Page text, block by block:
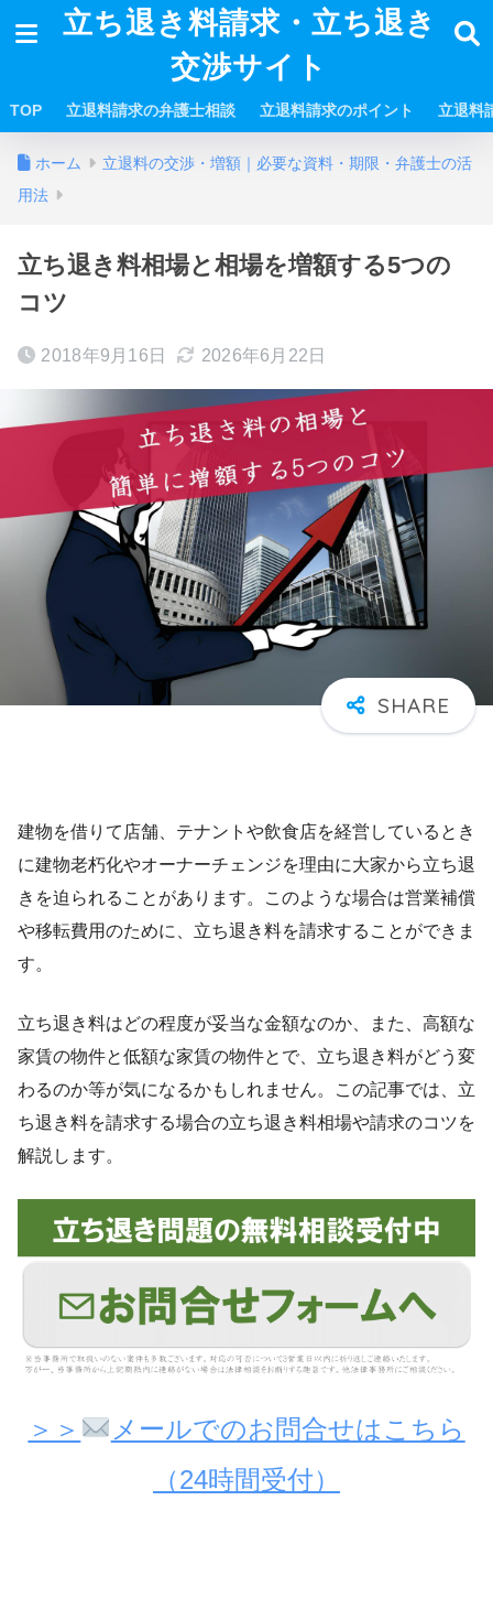
立ち退き料請求・立ち退き
交渉サイト
TOP 立退料請求の弁護士相談 立退料請求のポイント 立退料
ホーム
立退料の交渉・増額｜必要な資料・期限・弁護士の活
用法
立ち退き料相場と相場を増額する5つの
コツ
2018年9月16日 2026年6月22日
建物を借りて店舗、テナントや飲食店を経営しているとき
に建物老朽化やオーナーチェンジを理由に大家から立ち退
きを迫られることがあります。このような場合は営業補償
や移転費用のために、立ち退き料を請求することができま
す。
立ち退き料はどの程度が妥当な金額なのか、また、高額な
家賃の物件と低額な家賃の物件とで、立ち退き料がどう変
わるのか等が気になるかもしれません。この記事では、立
ち退き料を請求する場合の立ち退き料相場や請求のコツを
解説します。
＞＞
メールでのお問合せはこちら
（24時間受付）